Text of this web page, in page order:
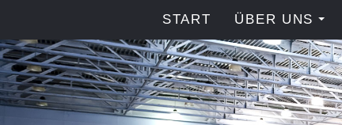
START ÜBER UNS